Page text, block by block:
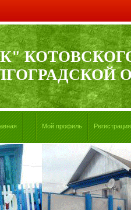
Мой профиль Регистрация